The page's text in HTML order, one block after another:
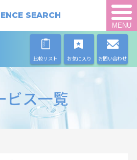
SEARCH
MENU
比較リスト お気に入り お問い合わせ
ビス一覧